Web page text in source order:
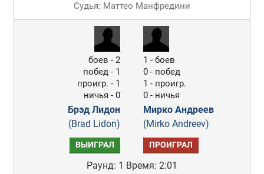
Судья: Маттео Манфредини
боев - 2
побед - 1
проигр. - 1
ничья - 0
Брэд Лидон
(Brad Lidon)
1 - боев
0 - побед
1 - проигр.
0 - ничья
Мирко Андреев
(Mirko Andreev)
ВЫИГРАЛ ПРОИГРАЛ
Раунд: 1 Время: 2:01